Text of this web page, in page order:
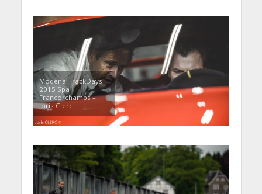
Modena TrackDays
2015 Spa
Francorchamps –
Joris Clerc